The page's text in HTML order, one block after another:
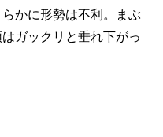
かに形勢は不利。まぶ
ガックリと垂れ下がっ